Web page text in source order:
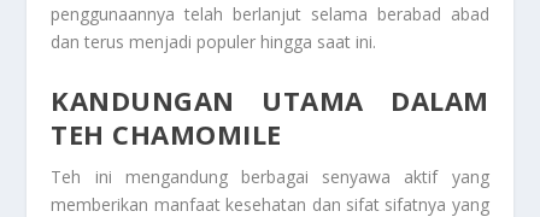
penggunaannya telah berlanjut selama berabad abad
dan terus menjadi populer hingga saat ini.
KANDUNGAN UTAMA DALAM
TEH CHAMOMILE
Teh ini mengandung berbagai senyawa aktif yang
memberikan manfaat kesehatan dan sifat sifatnya yang